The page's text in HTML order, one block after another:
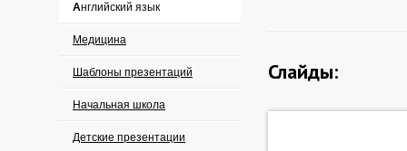
Английский язык
Медицина
Шаблоны презентаций
Начальная школа
Детские презентации
Слайды: